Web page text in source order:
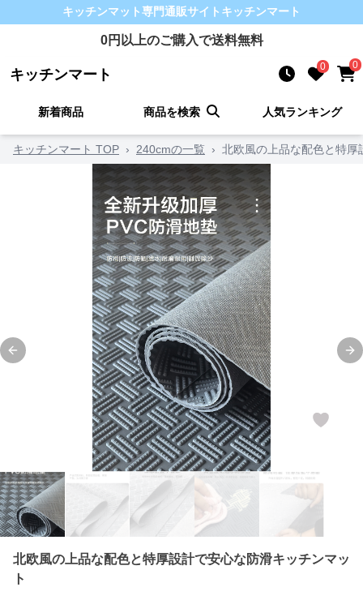
キッチンマット専門通販サイト キッチンマート
0円以上のご購入で送料無料
キッチンマート 0 0
新着商品 商品を検索 人気ランキング
キッチンマート TOP › 240cmの一覧 › 北欧風の上品な配色と特
Previous slide
北欧風の上品な配色と特厚設計で安心な防滑キッチンマッ
ト